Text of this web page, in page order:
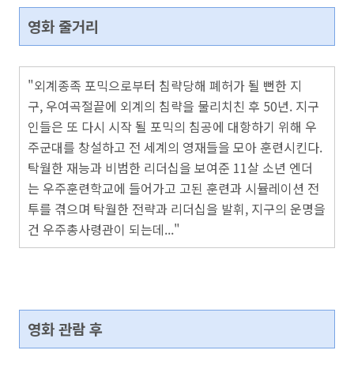
영화 줄거리
"외계종족 포믹으로부터 침략당해 폐허가 될 뻔한 지
구, 우여곡절끝에 외계의 침략을 물리치친 후 50년. 지구
인들은 또 다시 시작 될 포믹의 침공에 대항하기 위해 우
주군대를 창설하고 전 세계의 영재들을 모아훈련시킨다.
탁월한 재능과 비범한 리더십을 보여준 11살 소년 엔더
는 우주훈련학교에 들어가고 고된 훈련과 시뮬레이션 전
투를 겪으며 탁월한 전략과 리더십을 발휘, 지구의 운명을
건 우주총사령관이 되는데..."
영화 관람 후